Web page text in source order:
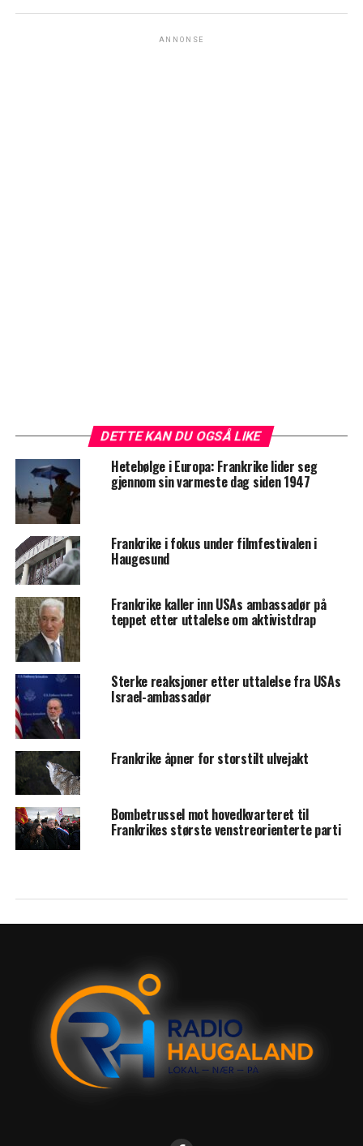
ANNONSE
DETTE KAN DU OGSÅ LIKE
Hetebølge i Europa: Frankrike lider seg
gjennom sin varmeste dag siden 1947
Frankrike i fokus under filmfestivalen i
Haugesund
Frankrike kaller inn USAs ambassadør på
teppet etter uttalelse om aktivistdrap
Sterke reaksjoner etter uttalelse fra USAs
Israel-ambassadør
Frankrike åpner for storstilt ulvejakt
Bombetrussel mot hovedkvarteret til
Frankrikes største venstreorienterte parti